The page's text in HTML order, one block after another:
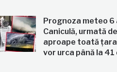
Prognoza meteo
Caniculă, urmată
aproape toată
vor urca până la